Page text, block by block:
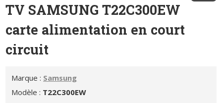
TV SAMSUNG T22C300EW
carte alimentation en court
circuit
Marque : Samsung
Modèle : T22C300EW